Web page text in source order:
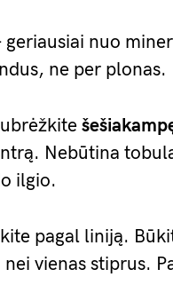
nuo
ne per plonas.
Nebūtina
ilgio.
pagal liniją.
vienas stiprus.